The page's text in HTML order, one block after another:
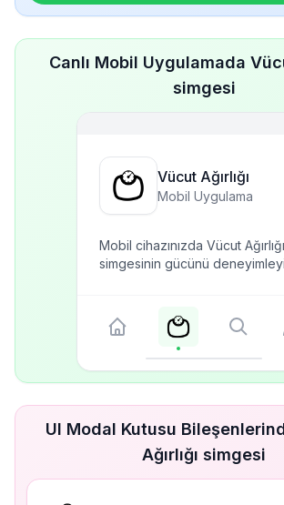
Canlı Mobil Uygulamada
simgesi
Vücut Ağırlığı
Mobil Uygulama
Mobil cihazınızda Vücut Ağırlığı
simgesinin gücünü
UI Modal Kutusu
Ağırlığı simgesi